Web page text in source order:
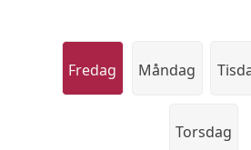
Fredag Måndag
Torsdag